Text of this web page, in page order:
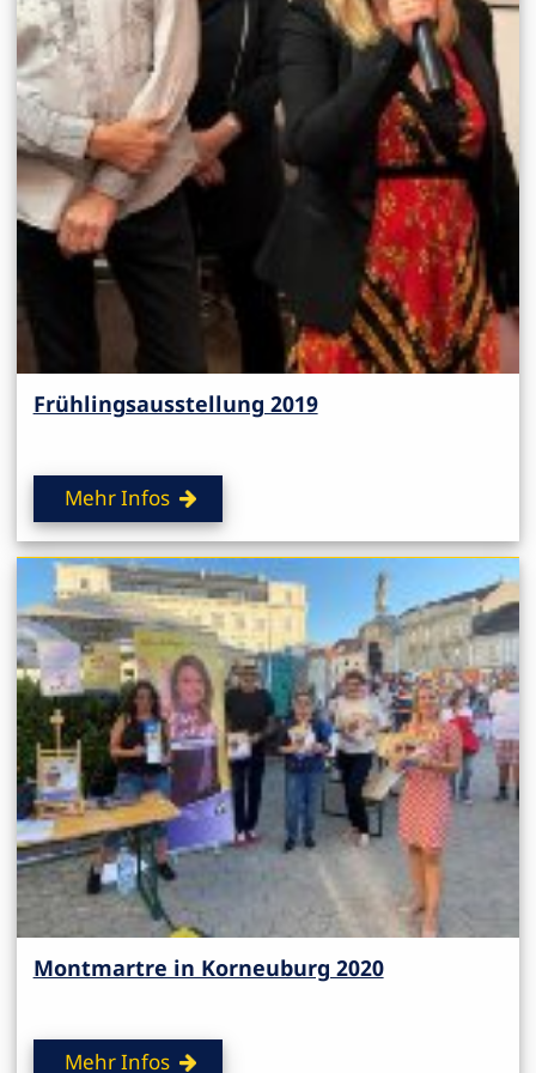
Frühlingsausstellung 2019
Mehr Infos
Montmartre in Korneuburg 2020
Mehr Infos